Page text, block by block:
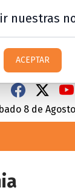
8 de Agosto
nuestras
ACEPTAR